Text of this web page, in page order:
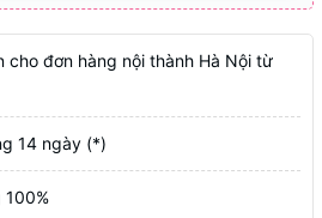
cho đơn hàng nội thành Hà Nội từ
14 ngày (*)
100%